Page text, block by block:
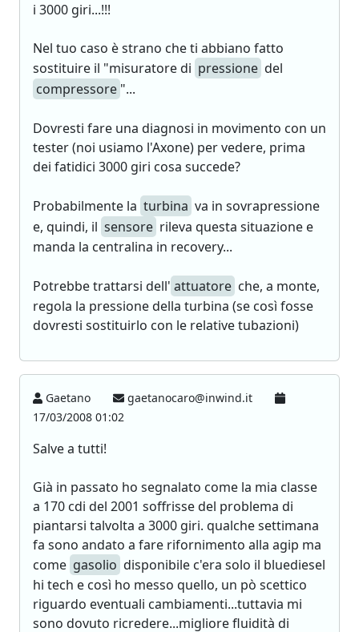
i 3000 giri...!!!
Nel tuo caso è strano che ti abbiano fatto
sostituire il "misuratore di pressione del
compressore "...
Dovresti fare una diagnosi in movimento con un
tester (noi usiamo l'Axone) per vedere, prima
dei fatidici 3000 giri cosa succede?
Probabilmente la turbina va in sovrapressione
e, quindi, il sensore rileva questa situazione e
manda la centralina in recovery...
Potrebbe trattarsi dell' attuatore che, a monte,
regola la pressione della turbina (se così fosse
dovresti sostituirlo con le relative tubazioni)
Gaetano
gaetanocaro@inwind.it
17/03/2008 01:02
Salve a tutti!
Già in passato ho segnalato come la mia classe
a 170 cdi del 2001 soffrisse del problema di
piantarsi talvolta a 3000 giri. qualche settimana
fa sono andato a fare rifornimento alla agip ma
come gasolio disponibile c'era solo il bluediesel
hi tech e così ho messo quello, un pò scettico
riguardo eventuali cambiamenti...tuttavia mi
sono dovuto ricredere...migliore fluidità di